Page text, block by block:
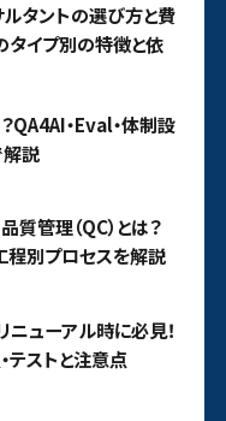
タントの選び方と費
イプ別の特徴と依
QA4AI・Eval・体制設
説
質管理（QC）とは？
程別プロセスを解説
ニューアル時に必見！
テストと注意点